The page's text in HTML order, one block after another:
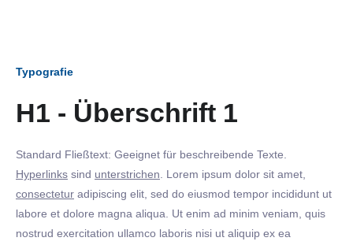
Typografie
H1 - Überschrift 1
Standard Fließtext: Geeignet für beschreibende Texte.
Hyperlinks sind unterstrichen . Lorem ipsum dolor sit amet,
consectetur adipiscing elit, sed do eiusmod tempor incididunt ut
labore et dolore magna aliqua. Ut enim ad minim veniam, quis
nostrud exercitation ullamco laboris nisi ut aliquip ex ea